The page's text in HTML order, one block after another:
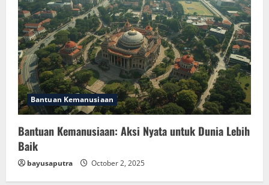
Bantuan Kemanusiaan
Bantuan Kemanusiaan: Aksi Nyata untuk Dunia Lebih
Baik
bayusaputra October 2, 2025